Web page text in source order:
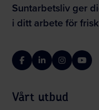
Suntarbetsliv ger
i ditt arbete för
FacebookLinkedInInstagram
Vårt utbud